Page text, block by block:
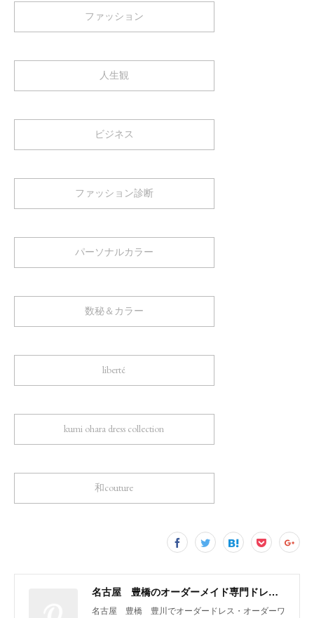
ファッション
人生観
ビジネス
ファッション診断
パーソナルカラー
数秘＆カラー
liberté
kumi ohara dress collection
和couture
名古屋 豊橋のオーダーメイド専門ドレスデザイナー KUMI OHARA
名古屋 豊橋 豊川でオーダードレス・オーダーワ